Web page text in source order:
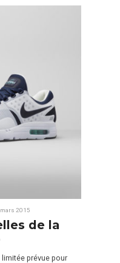
2015
de la
limitée prévue pour